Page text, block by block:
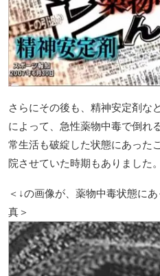
さらにその後も、精神安定剤な
によって、急性薬物中毒で倒れ
常生活も破綻した状態にあった
院させていた時期もありました。
＜↓の画像が、薬物中毒状態に
真＞